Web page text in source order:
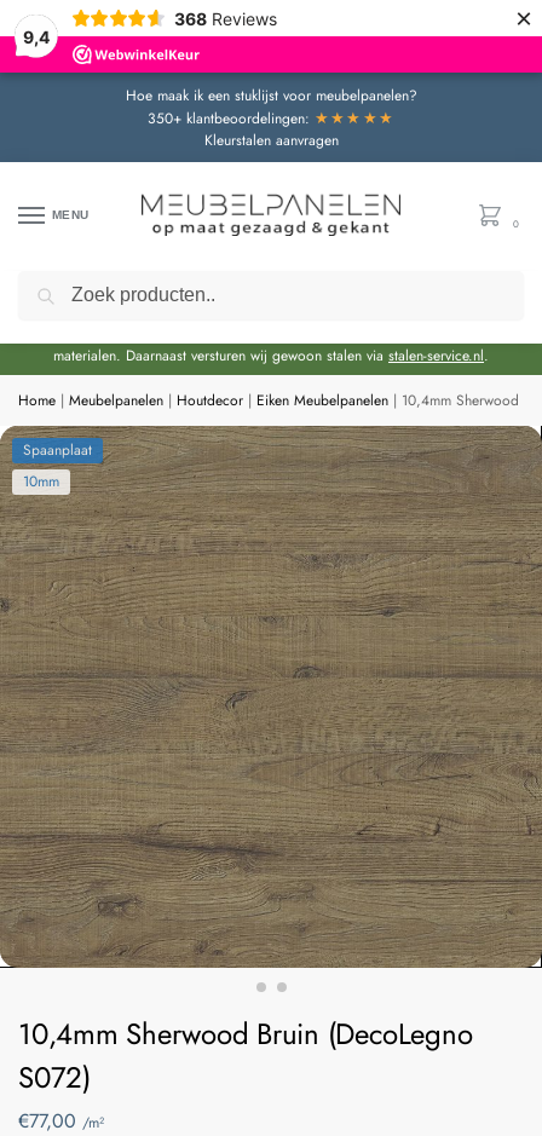
9,4
368 Reviews ×
Hoe maak ik een stuklijst voor meubelpanelen?
350+ klantbeoordelingen: ★★★★★
Kleurstalen aanvragen
MENU
0
Door de bouwvakperiode geldt momenteel een extra levertijd van circa 3 weken
materialen. Daarnaast versturen wij gewoon stalen via stalen-service.nl.
Home | Meubelpanelen | Houtdecor | Eiken Meubelpanelen | 10,4mm Sherwood
Spaanplaat
10mm
10,4mm Sherwood Bruin (DecoLegno
S072)
€77,00 /m²